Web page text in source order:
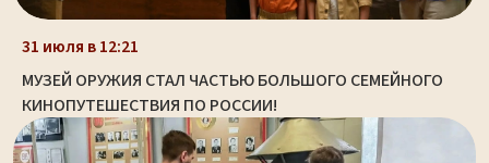
31 июля в 12:21
МУЗЕЙ ОРУЖИЯ СТАЛ ЧАСТЬЮ БОЛЬШОГО СЕМЕЙНОГО
КИНОПУТЕШЕСТВИЯ ПО РОССИИ!